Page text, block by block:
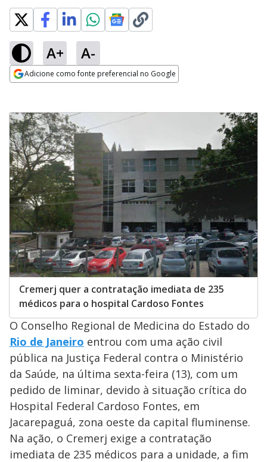
A+ A-
Adicione como fonte preferencial no Google
Cremerj quer a contratação imediata de 235
médicos para o hospital Cardoso Fontes
O Conselho Regional de Medicina do Estado do
Rio de Janeiro entrou com uma ação civil
pública na Justiça Federal contra o Ministério
da Saúde, na última sexta-feira (13), com um
pedido de liminar, devido à situação crítica do
Hospital Federal Cardoso Fontes, em
Jacarepaguá, zona oeste da capital fluminense.
Na ação, o Cremerj exige a contratação
imediata de 235 médicos para a unidade, a fim